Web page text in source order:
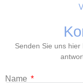
Senden Sie uns
Name